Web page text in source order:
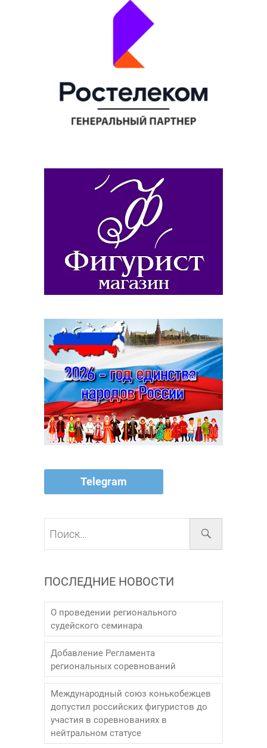
Telegram
ПОСЛЕДНИЕ НОВОСТИ
О проведении регионального
судейского семинара
Добавление Регламента
региональных соревнований
Международный союз конькобежцев
допустил российских фигуристов до
участия в соревнованиях в
нейтральном статусе